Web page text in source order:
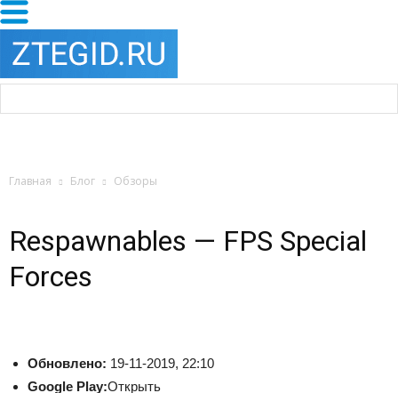
Главная Блог Обзоры
Respawnables — FPS Special
Forces
Обновлено: 19-11-2019, 22:10
Google Play:Открыть